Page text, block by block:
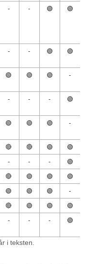
- - 🟢 🟢
- - 🟢 🟢
🟢 🟢 🟢 -
- - - 🟢
🟢 🟢 🟢 -
🔴 🔴 🟢
🟢
- - -
🟢
🔴 🟢 🟢
🟢
🟢 🟢 🟢
-
🔴 🟢 🟢
🟢
- - - 🟢
i teksten.